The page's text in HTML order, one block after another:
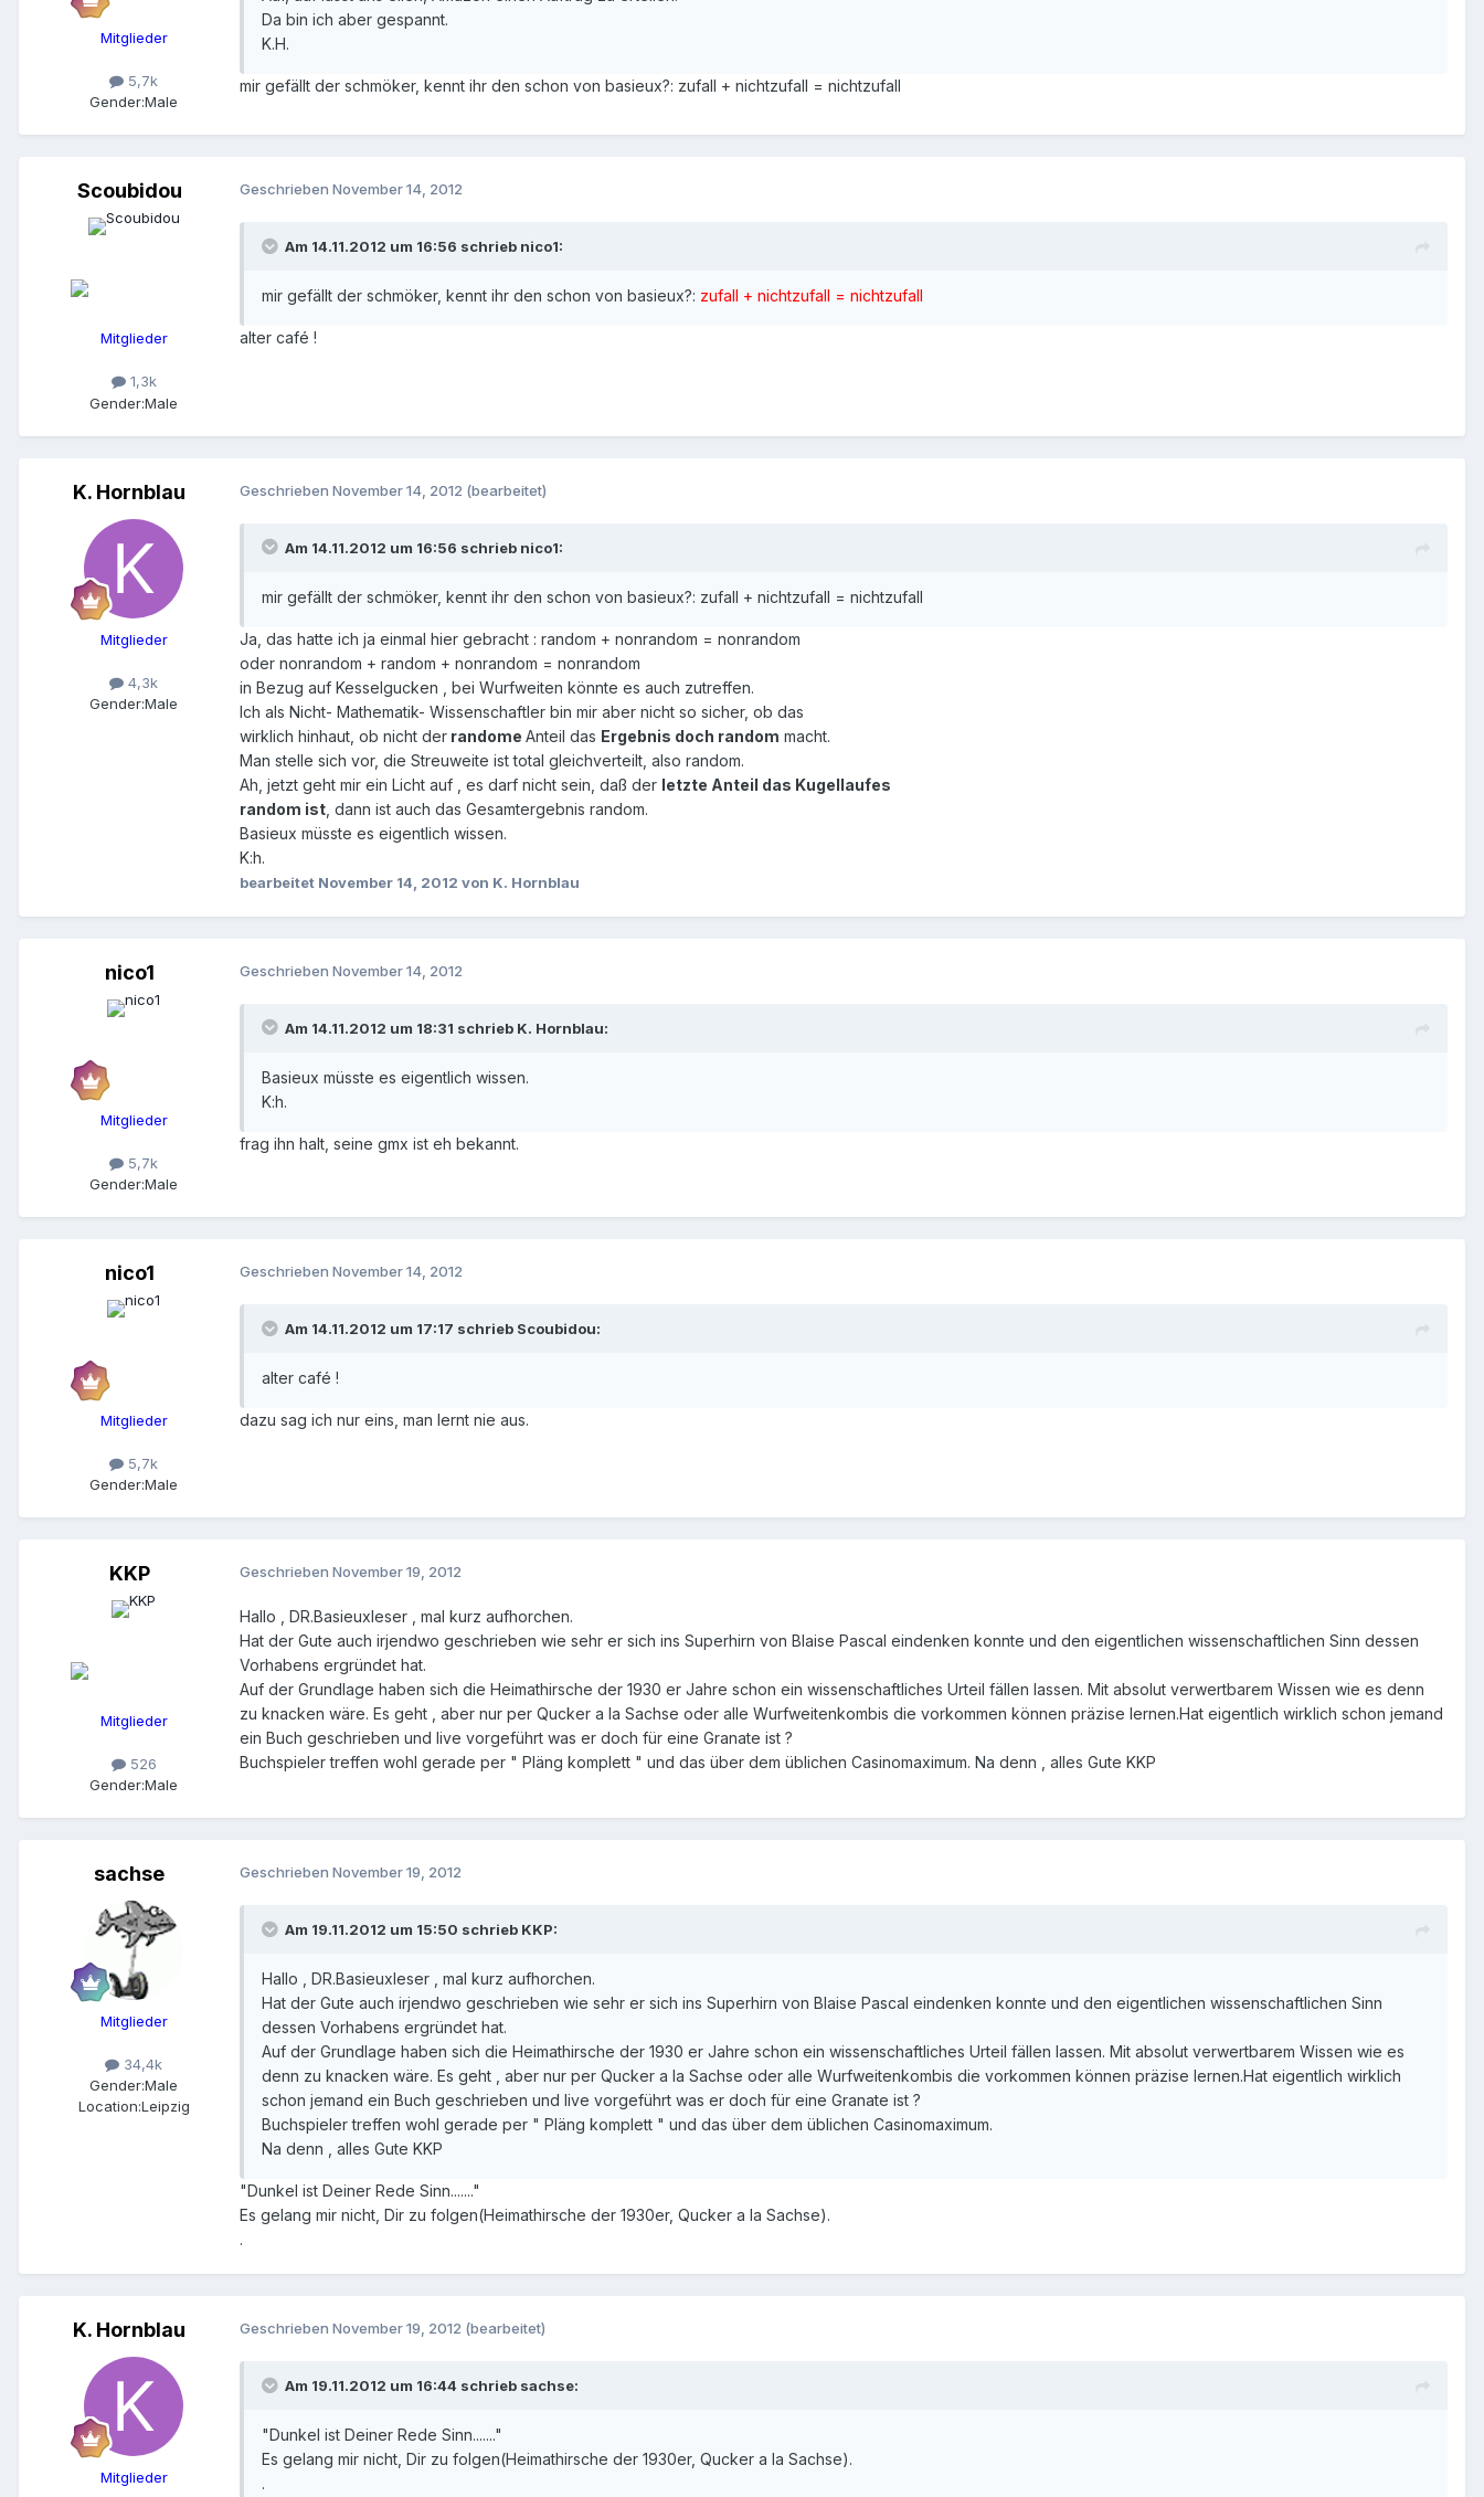
Mitglieder
5,7k
Gender:Male
Da bin ich aber gespannt.
K.H.
mir gefällt der schmöker, kennt ihr den schon von basieux?: zufall + nichtzufall = nichtzufall
Scoubidou
Mitglieder
1,3k
Gender:Male
Geschrieben November 14, 2012
Am 14.11.2012 um 16:56 schrieb nico1:
mir gefällt der schmöker, kennt ihr den schon von basieux?: zufall + nichtzufall = nichtzufall
alter café !
K. Hornblau
Mitglieder
4,3k
Gender:Male
Geschrieben November 14, 2012 (bearbeitet)
Am 14.11.2012 um 16:56 schrieb nico1:
mir gefällt der schmöker, kennt ihr den schon von basieux?: zufall + nichtzufall = nichtzufall
Ja, das hatte ich ja einmal hier gebracht : random + nonrandom = nonrandom
oder nonrandom + random + nonrandom = nonrandom
in Bezug auf Kesselgucken , bei Wurfweiten könnte es auch zutreffen.
Ich als Nicht- Mathematik- Wissenschaftler bin mir aber nicht so sicher, ob das
wirklich hinhaut, ob nicht der randome Anteil das Ergebnis doch random macht.
Man stelle sich vor, die Streuweite ist total gleichverteilt, also random.
Ah, jetzt geht mir ein Licht auf , es darf nicht sein, daß der letzte Anteil das Kugellaufes
random ist , dann ist auch das Gesamtergebnis random.
Basieux müsste es eigentlich wissen.
K:h.
bearbeitet November 14, 2012 von K. Hornblau
nico1
Mitglieder
5,7k
Gender:Male
Geschrieben November 14, 2012
Am 14.11.2012 um 18:31 schrieb K. Hornblau:
Basieux müsste es eigentlich wissen.
K:h.
frag ihn halt, seine gmx ist eh bekannt.
nico1
Mitglieder
5,7k
Gender:Male
Geschrieben November 14, 2012
Am 14.11.2012 um 17:17 schrieb Scoubidou:
alter café !
dazu sag ich nur eins, man lernt nie aus.
KKP
Mitglieder
526
Gender:Male
Geschrieben November 19, 2012
Hallo , DR.Basieuxleser , mal kurz aufhorchen.
Hat der Gute auch irjendwo geschrieben wie sehr er sich ins Superhirn von Blaise Pascal eindenken konnte und den eigentlichen wissenschaftlichen Sinn dessen
Vorhabens ergründet hat.
Auf der Grundlage haben sich die Heimathirsche der 1930 er Jahre schon ein wissenschaftliches Urteil fällen lassen. Mit absolut verwertbarem Wissen wie es denn
zu knacken wäre. Es geht , aber nur per Qucker a la Sachse oder alle Wurfweitenkombis die vorkommen können präzise lernen.Hat eigentlich wirklich schon jemand
ein Buch geschrieben und live vorgeführt was er doch für eine Granate ist ?
Buchspieler treffen wohl gerade per " Pläng komplett " und das über dem üblichen Casinomaximum. Na denn , alles Gute KKP
sachse
Mitglieder
34,4k
Gender:Male
Location:Leipzig
Geschrieben November 19, 2012
Am 19.11.2012 um 15:50 schrieb KKP:
Hallo , DR.Basieuxleser , mal kurz aufhorchen.
Hat der Gute auch irjendwo geschrieben wie sehr er sich ins Superhirn von Blaise Pascal eindenken konnte und den eigentlichen wissenschaftlichen Sinn
dessen Vorhabens ergründet hat.
Auf der Grundlage haben sich die Heimathirsche der 1930 er Jahre schon ein wissenschaftliches Urteil fällen lassen. Mit absolut verwertbarem Wissen wie es
denn zu knacken wäre. Es geht , aber nur per Qucker a la Sachse oder alle Wurfweitenkombis die vorkommen können präzise lernen.Hat eigentlich wirklich
schon jemand ein Buch geschrieben und live vorgeführt was er doch für eine Granate ist ?
Buchspieler treffen wohl gerade per " Pläng komplett " und das über dem üblichen Casinomaximum.
Na denn , alles Gute KKP
"Dunkel ist Deiner Rede Sinn......."
Es gelang mir nicht, Dir zu folgen(Heimathirsche der 1930er, Qucker a la Sachse).
.
K. Hornblau
Mitglieder
Geschrieben November 19, 2012 (bearbeitet)
Am 19.11.2012 um 16:44 schrieb sachse:
"Dunkel ist Deiner Rede Sinn......."
Es gelang mir nicht, Dir zu folgen(Heimathirsche der 1930er, Qucker a la Sachse).
.